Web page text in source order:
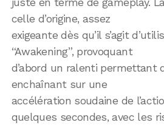
celle d’origine, assez
exigeante dès qu’il s’agit
“Awakening”, provoquant
d’abord un ralenti permettant
enchaînant sur une
accélération soudaine de
quelques secondes, avec les